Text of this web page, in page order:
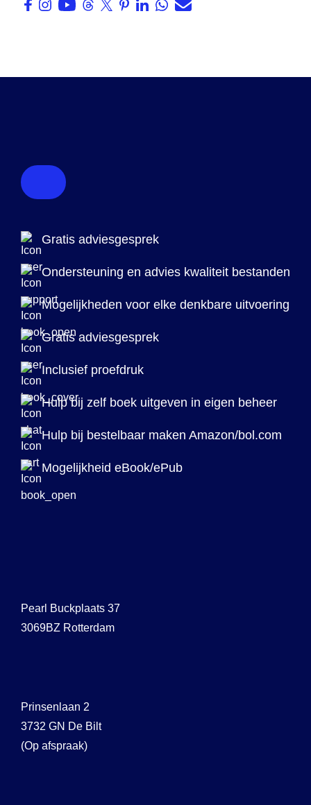
Gratis adviesgesprek
Ondersteuning en advies kwaliteit bestanden
Mogelijkheden voor elke denkbare uitvoering
Gratis adviesgesprek
Inclusief proefdruk
Hulp bij zelf boek uitgeven in eigen beheer
Hulp bij bestelbaar maken Amazon/bol.com
Mogelijkheid eBook/ePub
Pearl Buckplaats 37
3069BZ Rotterdam
Prinsenlaan 2
3732 GN De Bilt
(Op afspraak)